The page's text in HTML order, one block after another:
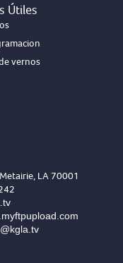
Útiles
vernos
LA 70001